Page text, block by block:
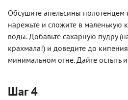
Обсушите апельсины полотенцем
нарежьте и сложите в маленькую
воды. Добавьте сахарную пудру
крахмала!) и доведите до
минимальном огне. Дайте остыть
Шаг 4